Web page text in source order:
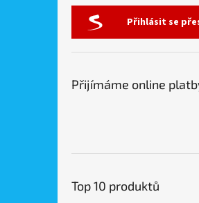
Přihlásit se
Přijímáme online
Top 10 produktů